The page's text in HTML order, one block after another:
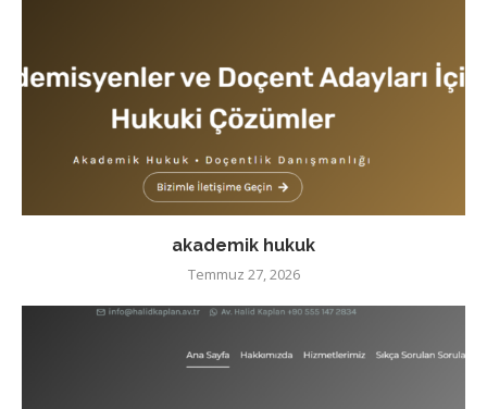
akademik hukuk
Temmuz 27, 2026